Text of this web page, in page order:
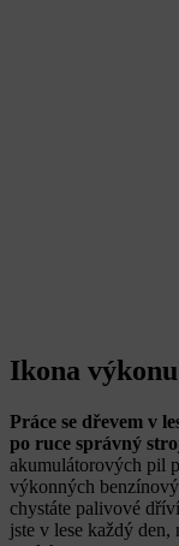
Ikona
Práce se dřevem v
po ruce správný
akumulátorových pil
výkonných
chystáte palivové
jste v lese každý